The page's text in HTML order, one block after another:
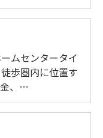
ムセンタータイ
歩圏内に位置す
、…